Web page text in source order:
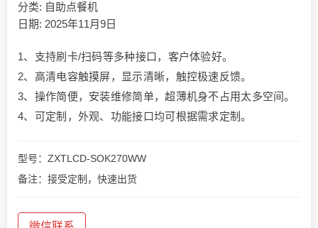
分类: 自助点餐机
日期: 2025年11月9日
1、支持刷卡/扫码等多种接口，客户体验好。
2、高清电容触摸屏，显示清晰，触控极速反馈。
3、操作简便，安装维修简单，超薄机身不占用太多空间。
4、可定制，外观、功能接口均可根据需求定制。
型号：ZXTLCD-SOK270WW
备注：接受定制，快速出货